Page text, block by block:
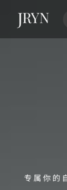
专属你的